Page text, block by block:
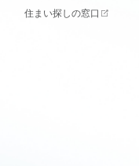
住まい探しの窓口